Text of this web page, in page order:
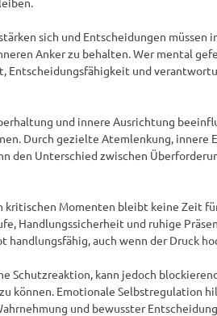
sich und Entscheidungen müssen
Anker zu behalten. Wer mental
Entscheidungsfähigkeit und
und innere Ausrichtung
Durch gezielte Atemlenkung, innere
den Unterschied zwischen
Momenten bleibt keine Zeit
Handlungssicherheit und ruhige
auch wenn der Druck
Schutzreaktion, kann jedoch
können. Emotionale Selbstregulation
und bewusster